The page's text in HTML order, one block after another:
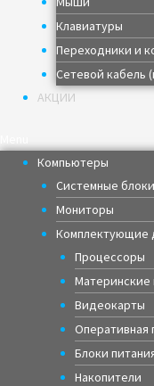
Клавиатуры
Переходники и
Сетевой кабель
АКЦИИ
Компьютеры
Системные блоки
Мониторы
Комплектующие
Процессоры
Материнские
Видеокарты
Оперативная
Блоки
Накопители